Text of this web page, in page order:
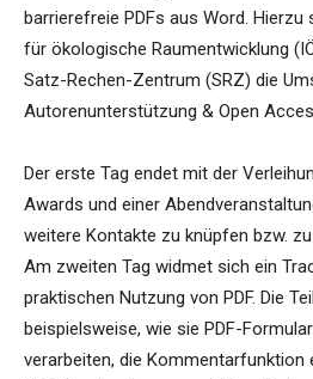
barrierefreie PDFs aus Word.
für ökologische Raumentwicklung
Satz-Rechen-Zentrum (SRZ) die
Autorenunterstützung & Open
Der erste Tag endet mit der
Awards und einer
weitere Kontakte zu knüpfen bzw.
Am zweiten Tag widmet sich ein
praktischen Nutzung von PDF. Die
beispielsweise, wie sie PDF-
verarbeiten, die